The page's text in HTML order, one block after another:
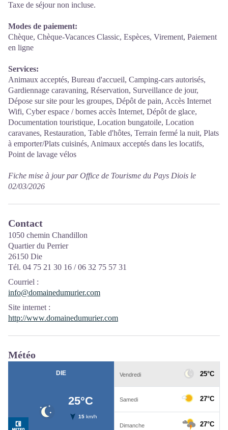
Taxe de séjour non incluse.
Modes de paiement:
Chèque, Chèque-Vacances Classic, Espèces, Virement, Paiement
en ligne
Services:
Animaux acceptés, Bureau d'accueil, Camping-cars autorisés,
Gardiennage caravaning, Réservation, Surveillance de jour,
Dépose sur site pour les groupes, Dépôt de pain, Accès Internet
Wifi, Cyber espace / bornes accès Internet, Dépôt de glace,
Documentation touristique, Location bungatoile, Location
caravanes, Restauration, Table d'hôtes, Terrain fermé la nuit, Plats
à emporter/Plats cuisinés, Animaux acceptés dans les locatifs,
Point de lavage vélos
Fiche mise à jour par Office de Tourisme du Pays Diois le
02/03/2026
Contact
1050 chemin Chandillon
Quartier du Perrier
26150 Die
Tél. 04 75 21 30 16 / 06 32 75 57 31
Courriel :
info@domainedumurier.com
Site internet:
http://www.domainedumurier.com
Météo